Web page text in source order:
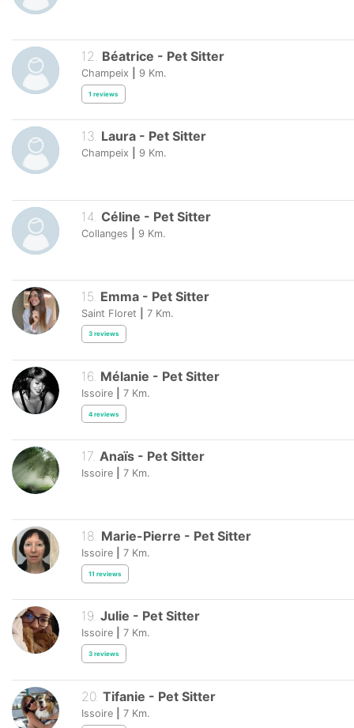
12. Béatrice - Pet Sitter
Champeix 9 Km.
1 reviews
13. Laura - Pet Sitter
Champeix 9 Km.
14 Céline - Pet Sitter
Collanges 9 Km.
15 Emma - Pet Sitter
Saint Floret 7 Km.
3 reviews
16 Mélanie - Pet Sitter
Issoire 7 Km.
4 reviews
17. Anaïs - Pet Sitter
Issoire 7 Km.
18. Marie-Pierre - Pet Sitter
Issoire 7 Km.
11 reviews
19. Julie - Pet Sitter
Issoire 7 Km.
3 reviews
20. Tifanie - Pet Sitter
Issoire 7 Km.